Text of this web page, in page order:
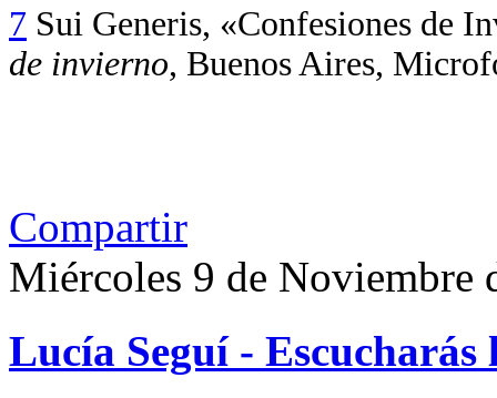
7 Sui Generis, «Confesiones de
de invierno, Buenos Aires,
Compartir
Miércoles 9 de Noviembre
Lucía Seguí - Escucharás